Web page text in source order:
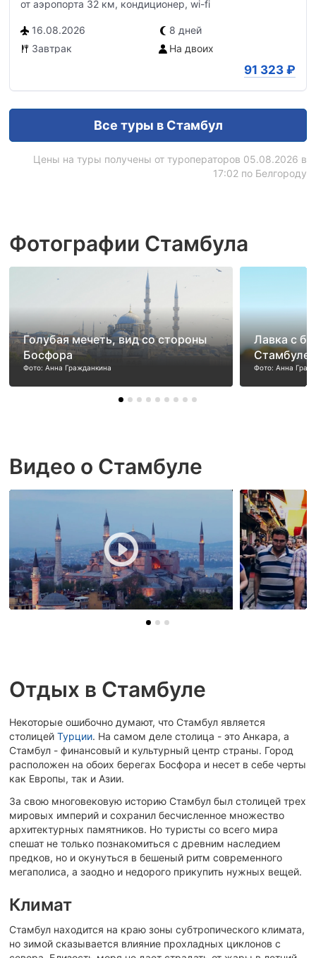
от аэропорта 32 км, кондиционер, wi-fi
16.08.2026
8 дней
Завтрак
На двоих
91 323 ₽
Все туры в Стамбул
Цены на туры получены от туроператоров 05.08.2026 в
17:02 по Белгороду
Фотографии Стамбула
Голубая мечеть, вид со стороны
Босфора
Фото: Анна Гражданкина
Лавка с
Стамбуле
Фото: Анна
Видео о Стамбуле
Отдых в Стамбуле
Некоторые ошибочно думают, что Стамбул является
столицей Турции. На самом деле столица - это Анкара, а
Стамбул - финансовый и культурный центр страны. Город
расположен на обоих берегах Босфора и несет в себе черты
как Европы, так и Азии.
За свою многовековую историю Стамбул был столицей трех
мировых империй и сохранил бесчисленное множество
архитектурных памятников. Но туристы со всего мира
спешат не только познакомиться с древним наследием
предков, но и окунуться в бешеный ритм современного
мегаполиса, а заодно и недорого прикупить нужных вещей.
Климат
Стамбул находится на краю зоны субтропического климата,
но зимой сказывается влияние прохладных циклонов с